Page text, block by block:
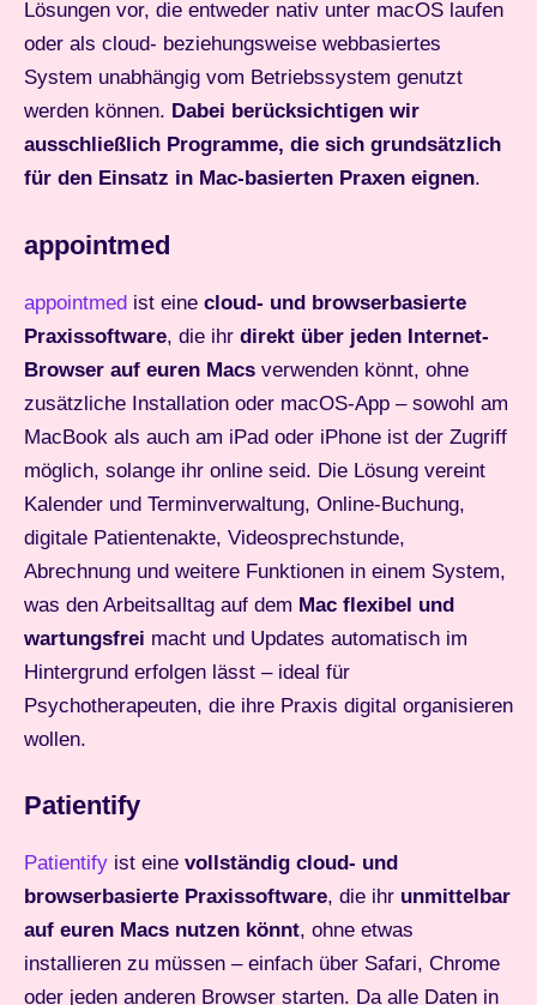
Lösungen vor, die entweder nativ unter macOS laufen
oder als cloud- beziehungsweise webbasiertes
System unabhängig vom Betriebssystem genutzt
werden können. Dabei berücksichtigen wir
ausschließlich Programme, die sich grundsätzlich
für den Einsatz in Mac-basierten Praxen eignen.
appointmed
appointmed ist eine cloud- und browserbasierte
Praxissoftware, die ihr direkt über jeden Internet-
Browser auf euren Macs verwenden könnt, ohne
zusätzliche Installation oder macOS-App – sowohl am
MacBook als auch am iPad oder iPhone ist der Zugriff
möglich, solange ihr online seid. Die Lösung vereint
Kalender und Terminverwaltung, Online-Buchung,
digitale Patientenakte, Videosprechstunde,
Abrechnung und weitere Funktionen in einem System,
was den Arbeitsalltag auf dem Mac flexibel und
wartungsfrei macht und Updates automatisch im
Hintergrund erfolgen lässt – ideal für
Psychotherapeuten, die ihre Praxis digital organisieren
wollen.
Patientify
Patientify ist eine vollständig cloud- und
browserbasierte Praxissoftware, die ihr unmittelbar
auf euren Macs nutzen könnt, ohne etwas
installieren zu müssen – einfach über Safari, Chrome
oder jeden anderen Browser starten. Da alle Daten in